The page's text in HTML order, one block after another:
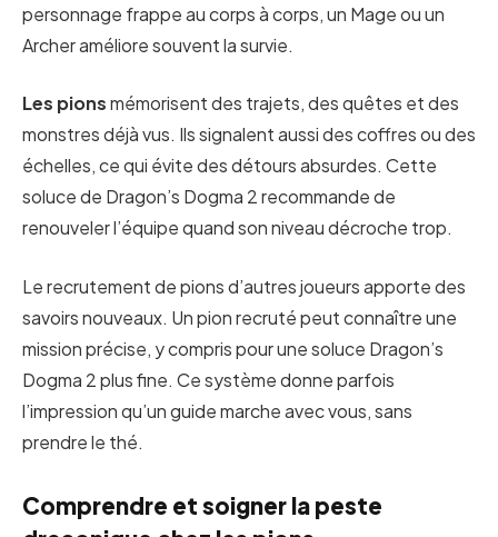
personnage frappe au corps à corps, un Mage ou un
Archer améliore souvent la survie.
Les pionsmémorisent des trajets, des quêtes et des
monstres déjà vus. Ils signalent aussi des coffres ou des
échelles, ce qui évite des détours absurdes. Cette
soluce de Dragon’s Dogma 2 recommande de
renouveler l’équipe quand son niveau décroche trop.
Le recrutement de pions d’autres joueurs apporte des
savoirs nouveaux. Un pion recruté peut connaître une
mission précise, y compris pour une soluce Dragon’s
Dogma 2 plus fine. Ce système donne parfois
l’impression qu’un guide marche avec vous, sans
prendre le thé.
Comprendre et soigner la peste